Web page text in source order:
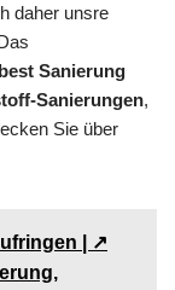
daher unsre
Sanierung
Sanierungen,
Sie über
| ↗️